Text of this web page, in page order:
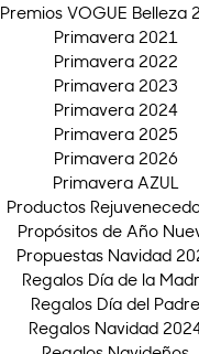
Premios VOGUE Belleza
Primavera 2021
Primavera 2022
Primavera 2023
Primavera 2024
Primavera 2025
Primavera 2026
Primavera AZUL
Productos
Propósitos de Año
Propuestas Navidad
Regalos Día de la
Regalos Día del Padre
Regalos Navidad